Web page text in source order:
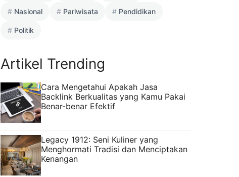
Nasional Pariwisata Pendidikan
Politik
Artikel Trending
Cara Mengetahui Apakah Jasa
Backlink Berkualitas yang Kamu Pakai
Benar-benar Efektif
Legacy 1912: Seni Kuliner yang
Menghormati Tradisi dan Menciptakan
Kenangan